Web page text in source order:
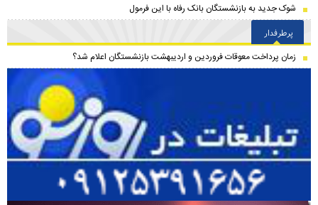
شوک جدید به بازنشستگان بانک رفاه با این فرمول
پرطرفدار
زمان پرداخت معوقات فروردین و اردیبهشت بازنشستگان اعلام شد؟